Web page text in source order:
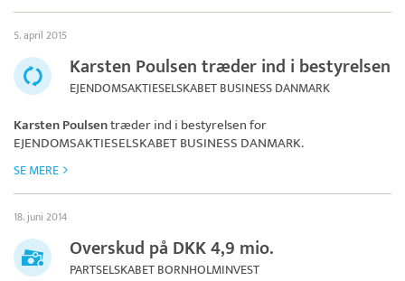
5. april 2015
Karsten Poulsen træder ind i bestyrelsen
EJENDOMSAKTIESELSKABET BUSINESS DANMARK
Karsten Poulsentræder ind i bestyrelsen for
EJENDOMSAKTIESELSKABET BUSINESS DANMARK.
SE MERE
18. juni 2014
Overskud på DKK 4,9 mio.
PARTSELSKABET BORNHOLMINVEST